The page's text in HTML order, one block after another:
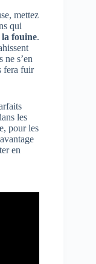
mettez
qui
fouine.
ne s’en
fera fuir
les
pour les
en